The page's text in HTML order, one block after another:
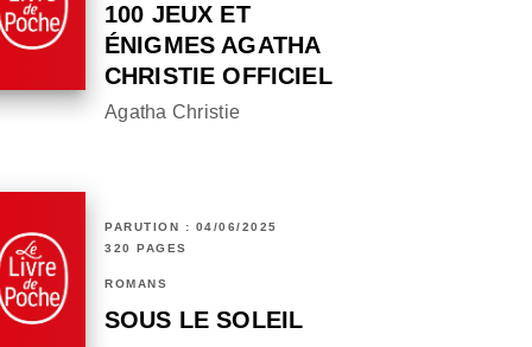
100 JEUX ET
ÉNIGMES AGATHA
CHRISTIE OFFICIEL
Agatha Christie
PARUTION : 04/06/2025
320 PAGES
ROMANS
SOUS LE SOLEIL